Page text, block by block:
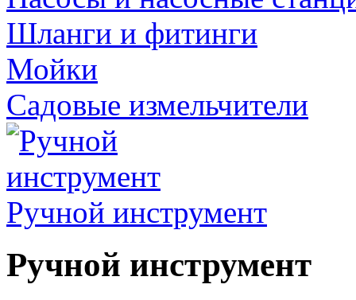
Шланги и фитинги
Мойки
Садовые измельчители
Ручной инструмент
Ручной инструмент